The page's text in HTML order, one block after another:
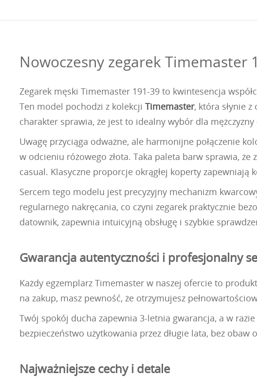
Nowoczesny zegarek
Zegarek męski Timemaster 191-39 to kwintesencja
Ten model pochodzi z kolekcji Timemaster, która słynie
charakter sprawia, że jest to idealny wybór dla
Uwagę przyciąga odważne, ale harmonijne połączenie
w odcieniu różowego złota. Taka paleta barw sprawia,
casual. Klasyczne proporcje okrągłej koperty
Sercem tego modelu jest precyzyjny mechanizm
regularnego nakręcania, co czyni zegarek praktycznie
datownik, zapewnia intuicyjną obsługę i szybkie
Gwarancja autentyczności i profesjonalny
Każdy egzemplarz Timemaster w naszej ofercie to
na zakup, masz pewność, że otrzymujesz
Twój spokój ducha zapewnia 3-letnia gwarancja, a w
bezpieczeństwo użytkowania przez długie lata, bez
Najważniejsze cechy i detale